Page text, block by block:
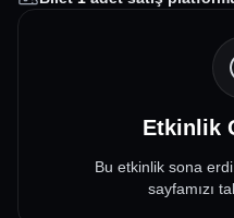
Etkinlik
Bu etkinlik sona
sayfamızı